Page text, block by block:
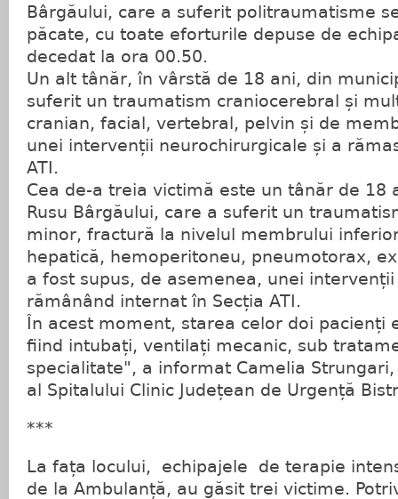
Bârgăului, care a suferit politraumatisme
păcate, cu toate eforturile depuse de
decedat la ora 00.50.
Un alt tânăr, în vârstă de 18 ani, din
suferit un traumatism craniocerebral și
cranian, facial, vertebral, pelvin și de
unei intervenții neurochirurgicale și a
ATI.
Cea de-a treia victimă este un tânăr de 18
Rusu Bârgăului, care a suferit un
minor, fractură la nivelul membrului
hepatică, hemoperitoneu, pneumotorax,
a fost supus, de asemenea, unei
rămânând internat în Secția ATI.
În acest moment, starea celor doi pacienți
fiind intubați, ventilați mecanic, sub
specialitate", a informat Camelia
al Spitalului Clinic Județean de Urgență
***
La fața locului, echipajele de terapie
de la Ambulanță, au găsit trei victime.